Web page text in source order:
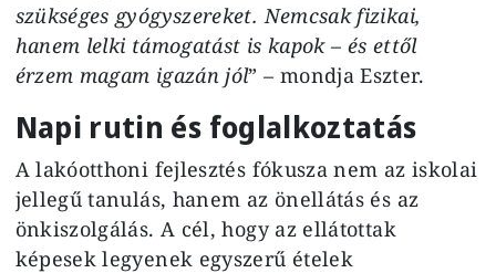
szükséges gyógyszereket. Nemcsak fizikai,
hanem lelki támogatást is kapok – és ettől
érzem magam igazán jól” – mondja Eszter.
Napi rutin és foglalkoztatás
A lakóotthoni fejlesztés fókusza nem az iskolai
jellegű tanulás, hanem az önellátás és az
önkiszolgálás. A cél, hogy az ellátottak
képesek legyenek egyszerű ételek